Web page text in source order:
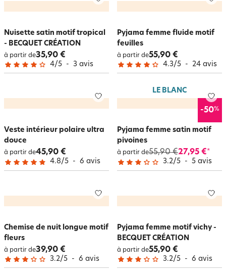
Nuisette satin motif tropical
- BECQUET CRÉATION
à partir de35,90 €
4/5 - 3 avis
Pyjama femme fluide motif
feuilles
à partir de55,90 €
4.3/5 - 24 avis
Veste intérieur polaire ultra
douce
à partir de45,90 €
4.8/5 - 6 avis
LE BLANC
-50%
Pyjama femme satin motif
pivoines
à partir de55,90 €27,95 €*
3.2/5 - 5 avis
Chemise de nuit longue motif
fleurs
à partir de39,90 €
3.2/5 - 6 avis
Pyjama femme motif vichy -
BECQUET CRÉATION
à partir de55,90 €
3.2/5 - 6 avis